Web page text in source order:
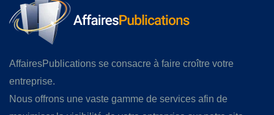
AffairesPublications se consacre à faire croître votre
entreprise.
Nous offrons une vaste gamme de services afin de